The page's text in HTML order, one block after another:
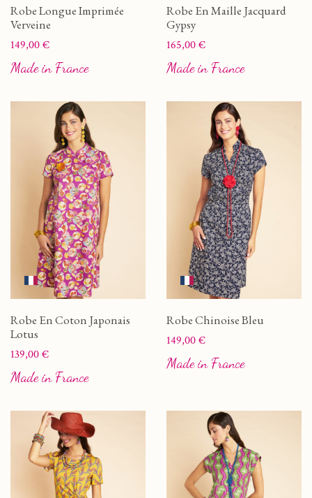
Robe Longue Imprimée
Verveine
Prix
149,00 €
Made in France
Robe En Maille Jacquard
Gypsy
Prix
165,00 €
Made in France
Robe En Coton Japonais
Lotus
Prix
139,00 €
Made in France
Robe Chinoise Bleu
Prix
149,00 €
Made in France